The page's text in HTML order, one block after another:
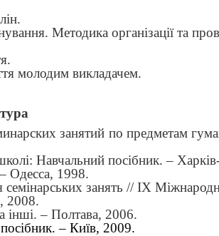
Методика організації та
молодим викладачем.
занятий по предметам
Навчальний посібник. –
Одесса, 1998.
занять // ІХ
2008.
інші. – Полтава, 2006.
– Київ, 2009.